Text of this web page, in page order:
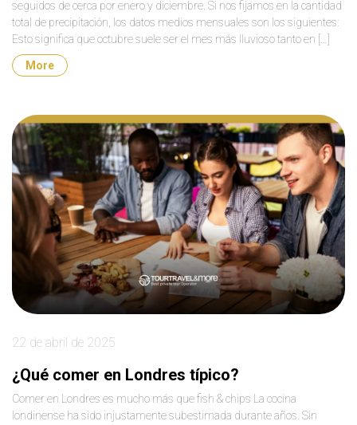
seguidos de cerca por enero y diciembre. Si nos fijamos en la cantidad
total de precipitación, los datos medios mensuales son los siguientes:
Esto significa que octubre suele ser el mes más lluvioso tanto en […]
More
22 de abril de 2025
¿Qué comer en Londres típico?
Comer en Londres es mucho más que fish & chips La cocina
londinense ha sido injustamente subestimada durante años. Sin